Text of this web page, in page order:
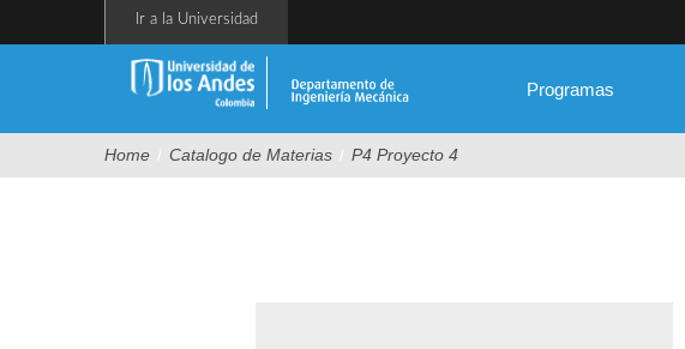
Ir a la Universidad
Programas
Home / Catalogo de Materias / P4 Proyecto 4